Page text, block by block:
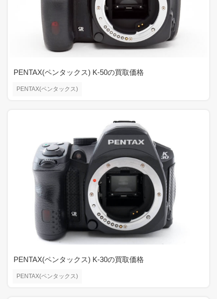
PENTAX(ペンタックス)
PENTAX(ペンタックス) K-50の買取価格
PENTAX(ペンタックス)
PENTAX(ペンタックス) K-30の買取価格